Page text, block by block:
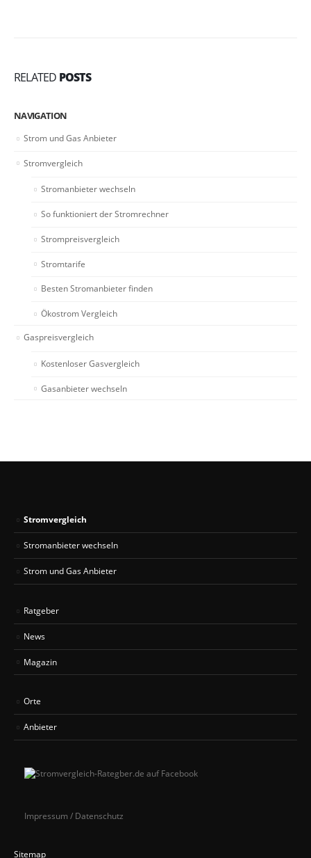
RELATED POSTS
NAVIGATION
Strom und Gas Anbieter
Stromvergleich
Stromanbieter wechseln
So funktioniert der Stromrechner
Strompreisvergleich
Stromtarife
Besten Stromanbieter finden
Ökostrom Vergleich
Gaspreisvergleich
Kostenloser Gasvergleich
Gasanbieter wechseln
Stromvergleich
Stromanbieter wechseln
Strom und Gas Anbieter
Ratgeber
News
Magazin
Orte
Anbieter
Impressum / Datenschutz
Sitemap